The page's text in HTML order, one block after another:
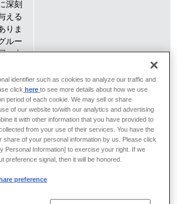
深刻
える
りま
ルー
、中
くの
生
点を
す。
国際
原材
製品
い
物流
identifier such as cookies to analyze our traffic and
click hereto see more details about how we use
period of each cookie. We may sell or share
of our website to/with our analytics and advertising
it with other information that you have provided to
from your use of their services. You have the
share of your personal information by us. Please click
Personal Information] to exercise your right. If we
preference signal, then it will be honored.
preference